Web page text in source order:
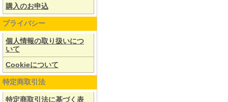
購入のお申込
プライバシー
個人情報の取り扱いにつ
いて
Cookieについて
特定商取引法
特定商取引法に基づく表